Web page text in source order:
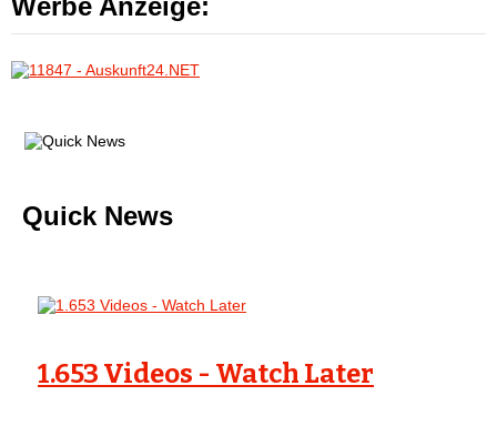
Werbe Anzeige:
Quick News
1.653 Videos - Watch Later